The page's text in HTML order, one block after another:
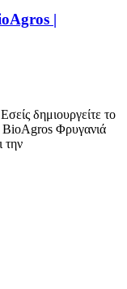
|
δημιουργείτε το
BioAgros Φρυγανιά
την